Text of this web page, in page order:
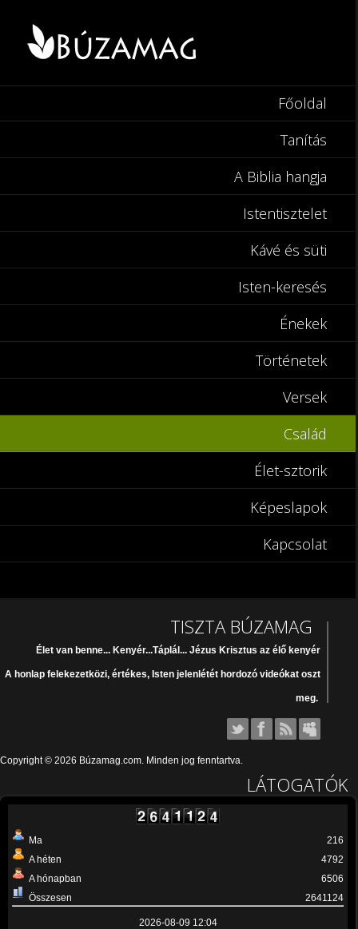
Főoldal
Tanítás
A Biblia hangja
Istentisztelet
Kávé és süti
Isten-keresés
Énekek
Történetek
Versek
Család
Élet-sztorik
Képeslapok
Kapcsolat
TISZTA BÚZAMAG
Élet van benne... Kenyér...Táplál... Jézus Krisztus az élő kenyér
A honlap felekezetközi, értékes, Isten jelenlétét hordozó videókat oszt
meg.
Copyright © 2026 Búzamag.com. Minden jog fenntartva.
LÁTOGATÓK
Ma
A héten
A hónapban
Összesen
216
4792
6506
2641124
2026-08-09 12:04